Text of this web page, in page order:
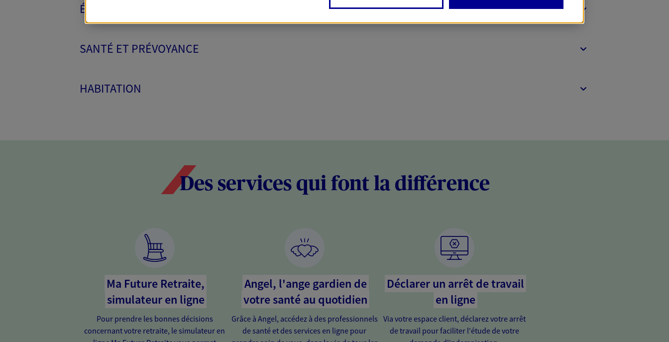
ÉPARGNE ET RETRAITE
SANTÉ ET PRÉVOYANCE
HABITATION
Des services qui font la différence
Ma Future Retraite,
simulateur en ligne
Pour prendre les bonnes décisions
concernant votre retraite, le simulateur en
Angel, l'ange gardien de
votre santé au quotidien
Grâce à Angel, accédez à des professionnels
de santé et des services en ligne pour
Déclarer un arrêt de travail
en ligne
Via votre espace client, déclarez votre arrêt
de travail pour faciliter l'étude de votre